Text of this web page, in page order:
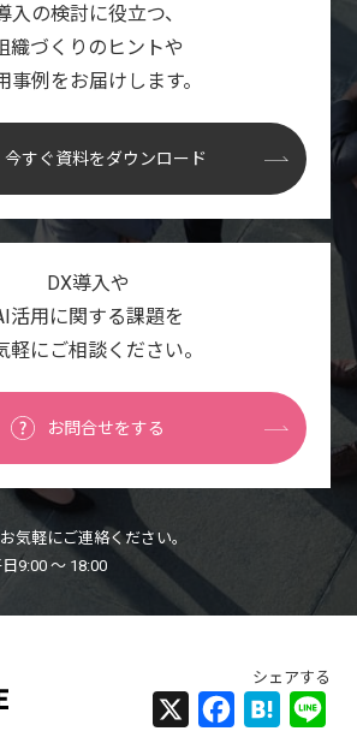
入の検討に役立つ、
織づくりのヒントや
事例をお届けします。
今すぐ資料をダウンロード
DX導入や
活用に関する課題を
軽にご相談ください。
お問合せをする
気軽にご連絡ください。
9:00 〜 18:00
Facebook
Hatena